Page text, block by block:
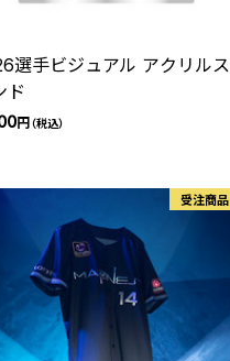
選手ビジュアル アクリルス
ド
円（税込）
受注商品